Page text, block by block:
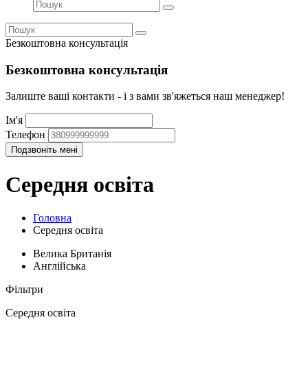
Безкоштовна консультація
Безкоштовна консультація
Залиште ваші контакти - і з вами зв'яжеться наш менеджер!
Ім'я
Телефон
Середня освіта
Головна
Середня освіта
Велика Британія
Англійська
Фільтри
Середня освіта